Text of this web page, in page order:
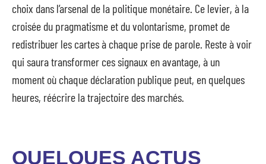
choix dans l’arsenal de la politique monétaire. Ce levier, à la
croisée du pragmatisme et du volontarisme, promet de
redistribuer les cartes à chaque prise de parole. Reste à voir
qui saura transformer ces signaux en avantage, à un
moment où chaque déclaration publique peut, en quelques
heures, réécrire la trajectoire des marchés.
QUELQUES ACTUS